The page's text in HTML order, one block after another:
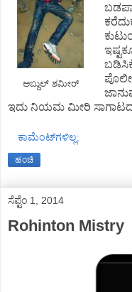
ಅಬ್ದುಲ್ ಶಮೀರ್
ಇದು ನಿಯಮ ಮೀರಿ ಸಾಗಾಟದ
ಕಾಮೆಂಟ್‌ಗಳಿಲ್ಲ:
ಹಂಚಿ
ಸೆಪ್ಟೆಂ 1, 2014
Rohinton Mistry